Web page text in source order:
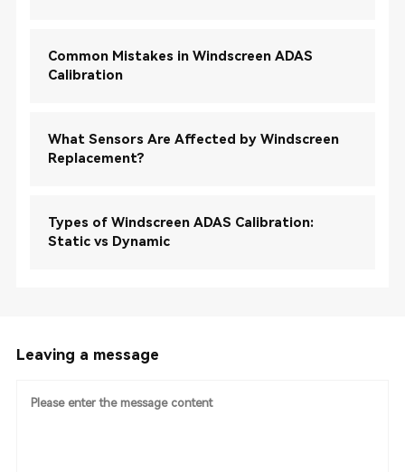
Common Mistakes in Windscreen ADAS
Calibration
What Sensors Are Affected by Windscreen
Replacement?
Types of Windscreen ADAS Calibration:
Static vs Dynamic
Leaving a message